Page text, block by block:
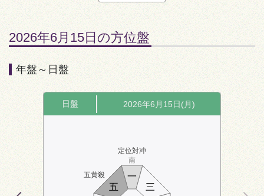
2026年6月15日の方位盤
年盤～日盤
日盤 2026年6月15日(月)
五黄殺
定位対冲
南
三
五
一